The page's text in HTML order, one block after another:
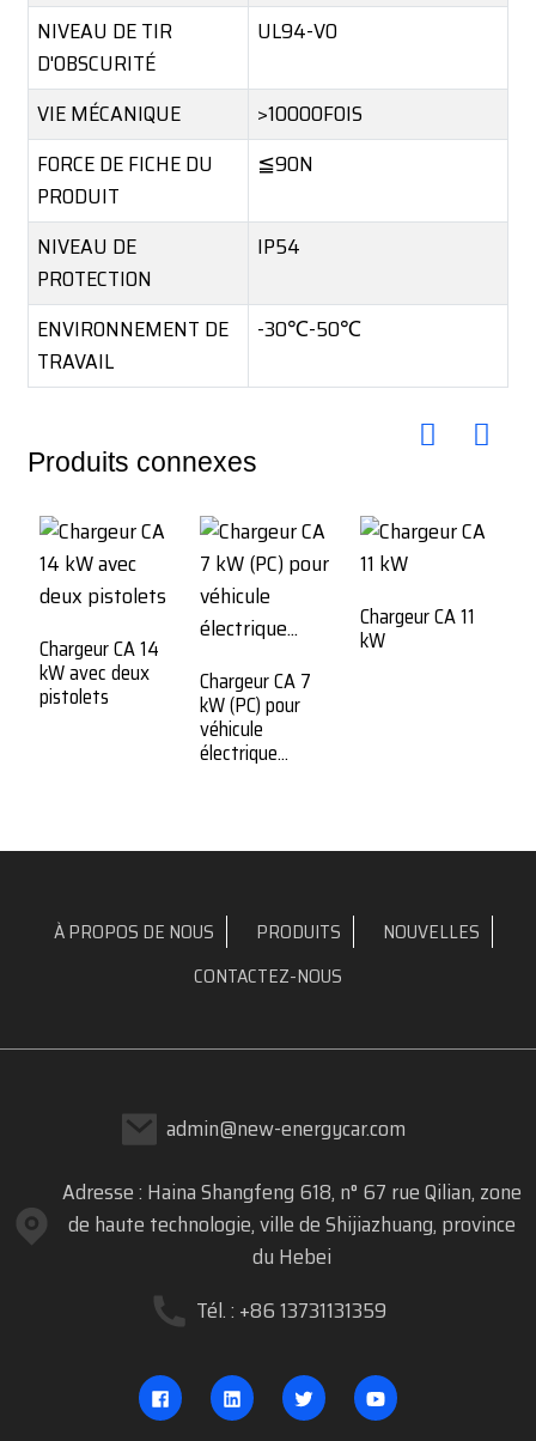
NIVEAU DE TIR
D'OBSCURITÉ
UL94-VO
VIE MÉCANIQUE
>10000FOIS
FORCE DE FICHE DU
PRODUIT
≦90N
NIVEAU DE
PROTECTION
IP54
ENVIRONNEMENT DE
TRAVAIL
-30℃-50℃
Produits connexes
Chargeur CA 14
kW avec deux
pistolets Chargeur CA 7
kW (PC) pour
véhicule
électrique...
Chargeur CA 11
kW
À PROPOS DE NOUS PRODUITS
NOUVELLES
CONTACTEZ-NOUS
admin@new-energycar.com
Adresse : Haina Shangfeng 618, n° 67 rue Qilian, zone
de haute technologie, ville de Shijiazhuang, province
du Hebei
Tél. : +86 13731131359